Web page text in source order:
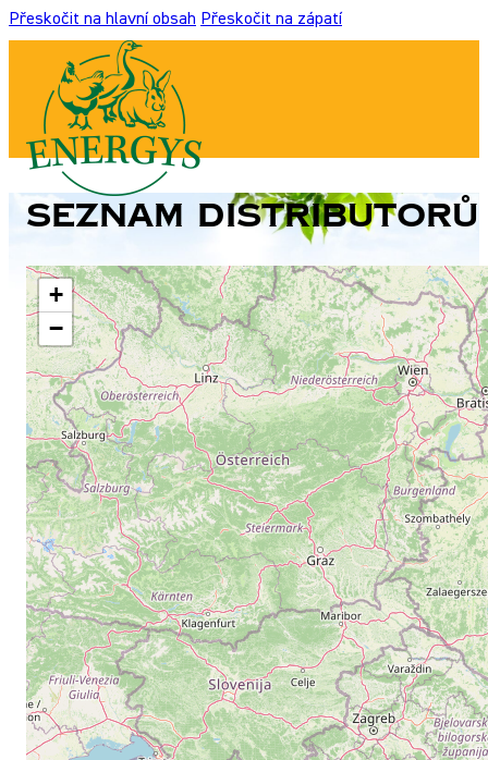
Přeskočit na hlavní obsah Přeskočit na zápatí
Seznam distributorů
+
−